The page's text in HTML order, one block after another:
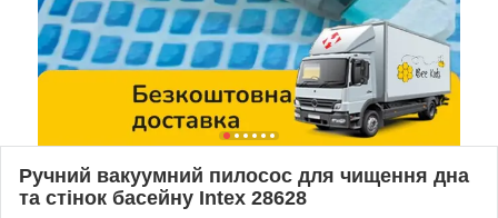
Ручний вакуумний пилосос для чищення дна
та стінок басейну Intex 28628